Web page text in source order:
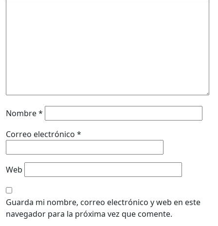
Nombre*
Correo electrónico *
Web
Guarda mi nombre, correo electrónico y web en este
navegador para la próxima vez que comente.